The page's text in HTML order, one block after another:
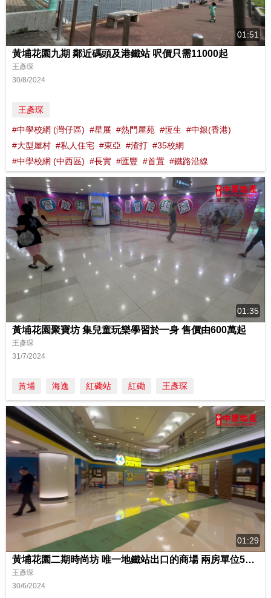
01:51
黃埔花園九期 鄰近碼頭及港鐵站 呎價只需11000起
王彥琛
30/8/2024
王彥琛
#中學校網 (灣仔區) #星展 #熱門屋苑 #恆生 #中銀(香港)
#大型屋村 #私人住宅 #東亞 #渣打 #35校網
#中學校網 (中西區) #長實 #匯豐 #首置 #鐵路沿線
01:35
黃埔花園聚寶坊 集兒童玩樂學習於一身 售價由600萬起
王彥琛
31/7/2024
黃埔 海逸 紅磡站 紅磡 王彥琛
01:29
黃埔花園二期時尚坊 唯一地鐵站出口的商場 兩房單位5百餘萬起
王彥琛
30/6/2024